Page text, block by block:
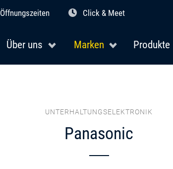
Öffnungszeiten Click & Meet
Über uns Marken Produkte
UNTERHALTUNGSELEKTRONIK
Panasonic